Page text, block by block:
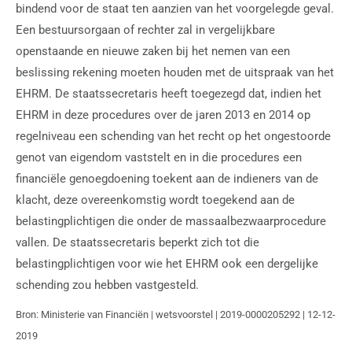
bindend voor de staat ten aanzien van het voorgelegde geval.
Een bestuursorgaan of rechter zal in vergelijkbare
openstaande en nieuwe zaken bij het nemen van een
beslissing rekening moeten houden met de uitspraak van het
EHRM. De staatssecretaris heeft toegezegd dat, indien het
EHRM in deze procedures over de jaren 2013 en 2014 op
regelniveau een schending van het recht op het ongestoorde
genot van eigendom vaststelt en in die procedures een
financiële genoegdoening toekent aan de indieners van de
klacht, deze overeenkomstig wordt toegekend aan de
belastingplichtigen die onder de massaalbezwaarprocedure
vallen. De staatssecretaris beperkt zich tot die
belastingplichtigen voor wie het EHRM ook een dergelijke
schending zou hebben vastgesteld.
Bron: Ministerie van Financiën | wetsvoorstel | 2019-0000205292 | 12-12-
2019